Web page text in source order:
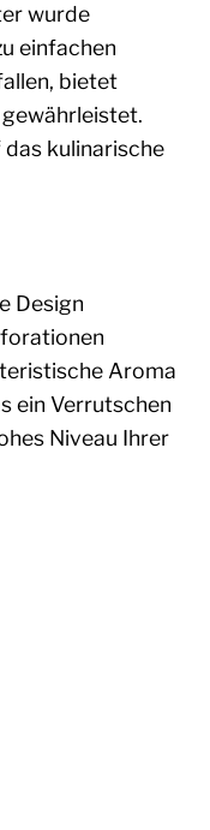
wurde
einfachen
bietet
kulinarische
Design
Aroma
ein Verrutschen
Niveau Ihrer